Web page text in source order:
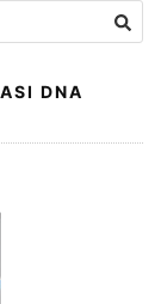
DNA